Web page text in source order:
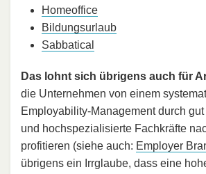
Homeoffice
Bildungsurlaub
Sabbatical
Das lohnt sich übrigens auch für
die Unternehmen von einem
Employability-Management durch
und hochspezialisierte Fachkräfte
profitieren (siehe auch: Employer
übrigens ein Irrglaube, dass eine